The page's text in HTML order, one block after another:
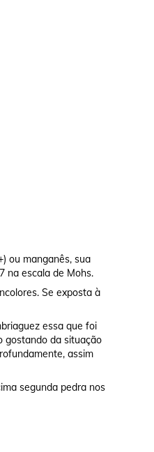
ou manganês, sua
na escala de Mohs.
Se exposta à
essa que foi
gostando da situação
assim
segunda pedra nos